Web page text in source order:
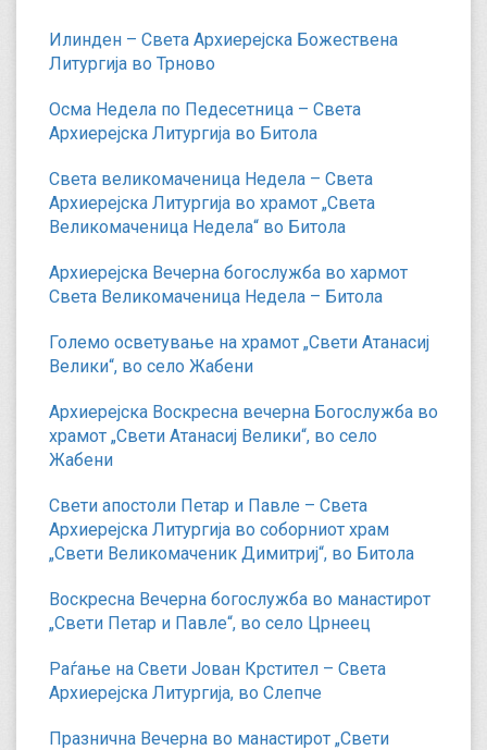
Илинден – Света Архиерејска Божествена
Литургија во Трново
Осма Недела по Педесетница – Света
Архиерејска Литургија во Битола
Света великомаченица Недела – Света
Архиерејска Литургија во храмот „Света
Великомаченица Недела“ во Битола
Архиерејска Вечерна богослужба во хармот
Света Великомаченица Недела – Битола
Големо осветување на храмот „Свети Атанасиј
Велики“, во село Жабени
Архиерејска Воскресна вечерна Богослужба во
храмот „Свети Атанасиј Велики“, во село
Жабени
Свети апостоли Петар и Павле – Света
Архиерејска Литургија во соборниот храм
„Свети Великомаченик Димитриј“, во Битола
Воскресна Вечерна богослужба во манастирот
„Свети Петар и Павле“, во село Црнеец
Раѓање на Свети Јован Крстител – Света
Архиерејска Литургија, во Слепче
Празнична Вечерна во манастирот „Свети